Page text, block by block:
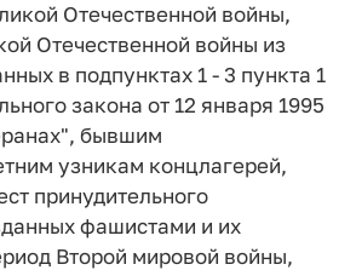
Отечественной войны,
Отечественной войны из
в подпунктах 1 - 3 пункта 1
закона от 12 января 1995
бывшим
узникам концлагерей,
принудительного
фашистами и их
Второй мировой войны,